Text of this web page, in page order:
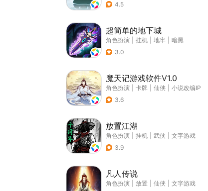
4.5
超简单的地下城
角色扮演 挂机 地牢
暗黑
3.0
魔天记游戏软件V1.0
角色扮演 卡牌 仙侠
小说改编IP
3.6
放置江湖
角色扮演 挂机 武侠
文字游戏
3.9
凡人传说
角色扮演 放置 仙侠
文字游戏